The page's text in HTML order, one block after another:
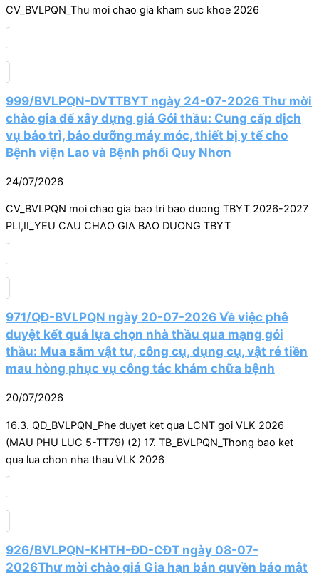
CV_BVLPQN_Thu moi chao gia kham suc khoe 2026
999/BVLPQN-DVTTBYT ngày 24-07-2026 Thư mời
chào gia để xây dựng giá Gói thầu: Cung cấp dịch
vụ bảo trì, bảo dưỡng máy móc, thiết bị y tế cho
Bệnh viện Lao và Bệnh phổi Quy Nhơn
24/07/2026
CV_BVLPQN moi chao gia bao tri bao duong TBYT 2026-2027
PLI,II_YEU CAU CHAO GIA BAO DUONG TBYT
971/QĐ-BVLPQN ngày 20-07-2026 Về việc phê
duyệt kết quả lựa chọn nhà thầu qua mạng gói
thầu: Mua sắm vật tư, công cụ, dụng cụ, vật rẻ tiền
mau hòng phục vụ công tác khám chữa bệnh
20/07/2026
16.3. QD_BVLPQN_Phe duyet ket qua LCNT goi VLK 2026
(MAU PHU LUC 5-TT79) (2) 17. TB_BVLPQN_Thong bao ket
qua lua chon nha thau VLK 2026
926/BVLPQN-KHTH-ĐD-CĐT ngày 08-07-
2026Thư mời chào giá Gia hạn bản quyền bảo mật